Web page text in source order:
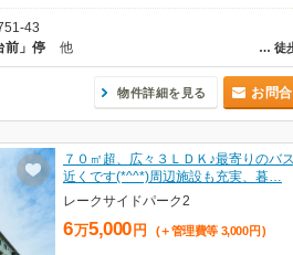
43
… 徒
前」停 他
物件詳細を見る お問
７０㎡超、広々３ＬＤＫ♪最寄りのバ
近くです(*^^*)周辺施設も充実、暮…
レークサイドパーク2
6万5,000 円 (＋管理費等 3,000 円 )